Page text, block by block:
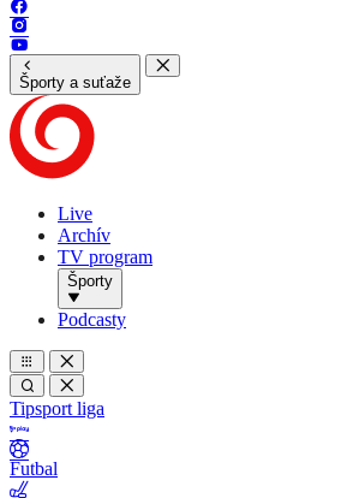
Športy a suťaže
Live
Archív
TV program
Športy
Podcasty
Tipsport liga
Futbal